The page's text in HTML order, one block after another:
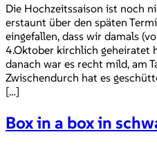
Die Hochzeitssaison ist noch
erstaunt über den späten
eingefallen, dass wir damals
4.Oktober kirchlich geheiratet
danach war es recht mild, am
Zwischendurch hat es
[…]
Box in a box in